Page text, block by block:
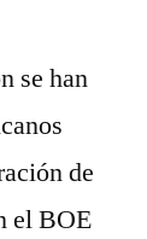
se han
de
el BOE